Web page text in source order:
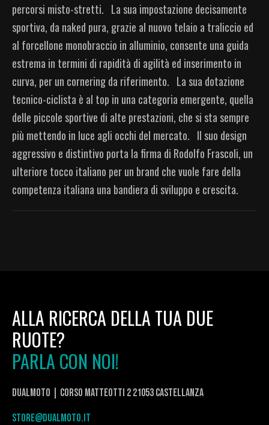
percorsi misto-stretti. La sua impostazione decisamente
sportiva, da naked pura, grazie al nuovo telaio a traliccio ed
al forcellone monobraccio in alluminio, consente una guida
estrema in termini di rapidità di agilità ed inserimento in
curva, per un cornering da riferimento. La sua dotazione
tecnico-ciclista è al top in una categoria emergente, quella
delle piccole sportive di alte prestazioni, che si sta sempre
più mettendo in luce agli occhi del mercato. Il suo design
aggressivo e distintivo porta la firma di Rodolfo Frascoli, un
ulteriore tocco italiano per un brand che vuole fare della
competenza italiana una bandiera di sviluppo e crescita.
ALLA RICERCA DELLA TUA DUE
RUOTE?
PARLA CON NOI!
DualMoto | corso Matteotti 2 21053 Castellanza
store@dualmoto.it